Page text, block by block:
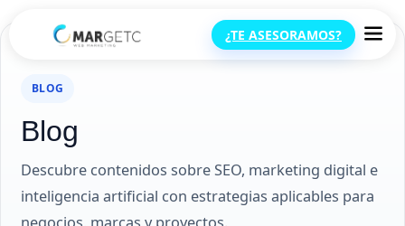
¿TE ASESORAMOS?
Blog
BLOG
Blog
Descubre contenidos sobre SEO, marketing digital e
inteligencia artificial con estrategias aplicables para